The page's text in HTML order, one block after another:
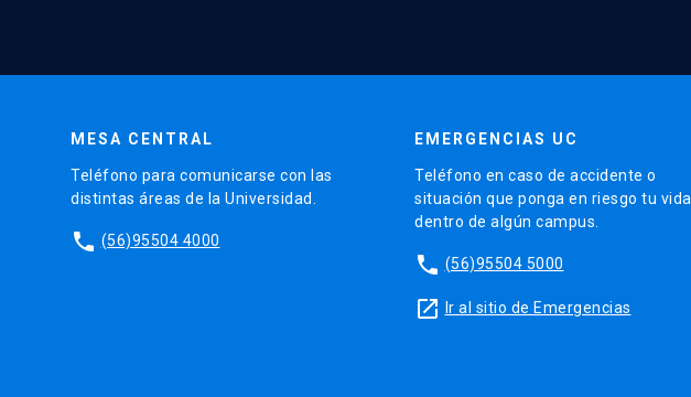
MESA CENTRAL
Teléfono para comunicarse con las
distintas áreas de la Universidad.
phone (56)95504 4000
EMERGENCIAS UC
Teléfono en caso de accidente o
situación que ponga en riesgo tu vida
dentro de algún campus.
phone (56)95504 5000
launch Ir al sitio de Emergencias